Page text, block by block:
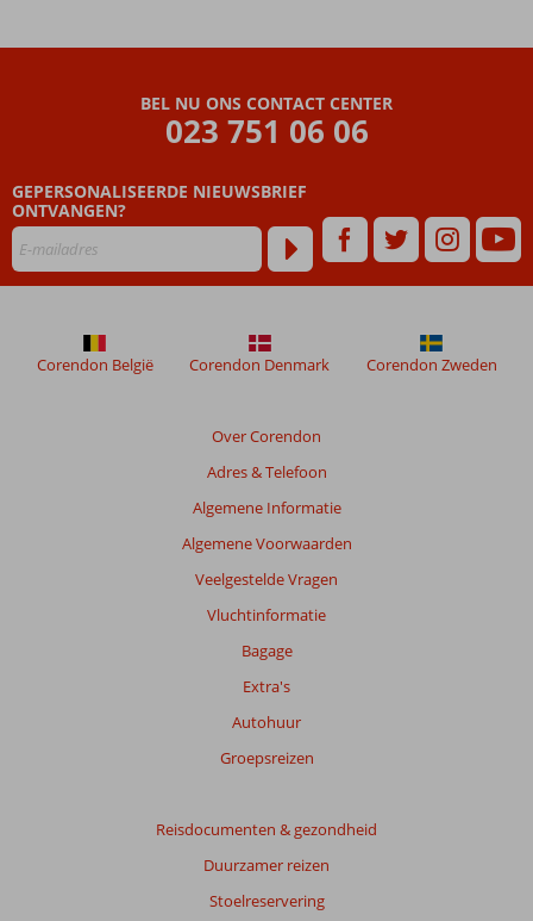
BEL NU ONS CONTACT CENTER
023 751 06 06
GEPERSONALISEERDE NIEUWSBRIEF
ONTVANGEN?
Over Corendon
Adres & Telefoon
Algemene Informatie
Algemene Voorwaarden
Veelgestelde Vragen
Vluchtinformatie
Bagage
Extra's
Autohuur
Groepsreizen
Reisdocumenten & gezondheid
Duurzamer reizen
Stoelreservering
Corendon België Corendon Denmark Corendon Zweden